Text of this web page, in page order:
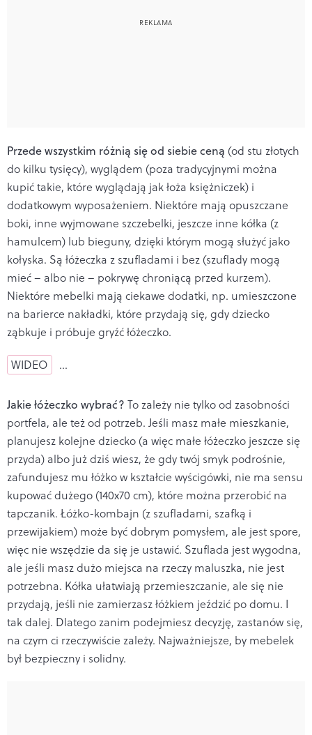
Przede wszystkim różnią się od siebie ceną (od stu złotych
do kilku tysięcy), wyglądem (poza tradycyjnymi można
kupić takie, które wyglądają jak łoża księżniczek) i
dodatkowym wyposażeniem. Niektóre mają opuszczane
boki, inne wyjmowane szczebelki, jeszcze inne kółka (z
hamulcem) lub bieguny, dzięki którym mogą służyć jako
kołyska. Są łóżeczka z szufladami i bez (szuflady mogą
mieć – albo nie – pokrywę chroniącą przed kurzem).
Niektóre mebelki mają ciekawe dodatki, np. umieszczone
na barierce nakładki, które przydają się, gdy dziecko
ząbkuje i próbuje gryźć łóżeczko.
WIDEO …
Jakie łóżeczko wybrać? To zależy nie tylko od zasobności
portfela, ale też od potrzeb. Jeśli masz małe mieszkanie,
planujesz kolejne dziecko (a więc małe łóżeczko jeszcze się
przyda) albo już dziś wiesz, że gdy twój smyk podrośnie,
zafundujesz mu łóżko w kształcie wyścigówki, nie ma sensu
kupować dużego (140x70 cm), które można przerobić na
tapczanik. Łóżko-kombajn (z szufladami, szafką i
przewijakiem) może być dobrym pomysłem, ale jest spore,
więc nie wszędzie da się je ustawić. Szuflada jest wygodna,
ale jeśli masz dużo miejsca na rzeczy maluszka, nie jest
potrzebna. Kółka ułatwiają przemieszczanie, ale się nie
przydają, jeśli nie zamierzasz łóżkiem jeździć po domu. I
tak dalej. Dlatego zanim podejmiesz decyzję, zastanów się,
na czym ci rzeczywiście zależy. Najważniejsze, by mebelek
był bezpieczny i solidny.